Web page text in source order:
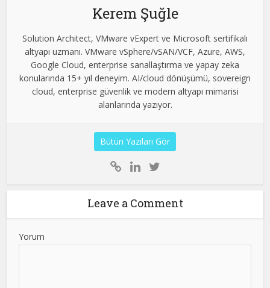
Kerem Şuğle
Solution Architect, VMware vExpert ve Microsoft sertifikalı
altyapı uzmanı. VMware vSphere/vSAN/VCF, Azure, AWS,
Google Cloud, enterprise sanallaştırma ve yapay zeka
konularında 15+ yıl deneyim. AI/cloud dönüşümü, sovereign
cloud, enterprise güvenlik ve modern altyapı mimarisi
alanlarında yazıyor.
Bütün Yazıları Gör
Leave a Comment
Yorum